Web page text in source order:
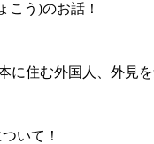
こう)のお話！
に住む外国人、外見
いて！